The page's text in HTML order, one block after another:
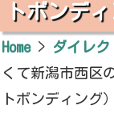
トボンディ
Home> ダイレ
くて新潟市西区
トボンディング）